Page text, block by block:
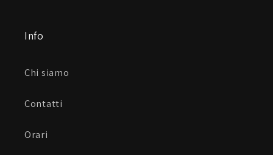
Info
Chi siamo
Contatti
Orari